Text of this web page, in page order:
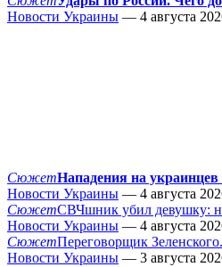
Новости Украины — 4 августа
СюжетНападения на
Новости Украины — 4 августа
СюжетСВЧшник убил девушку:
Новости Украины — 4 августа
СюжетПереговорщик
Новости Украины — 3 августа